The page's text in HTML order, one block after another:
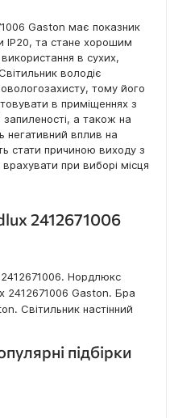
Gaston має показник
IP20, та стане хорошим
в сухих,
володіє
тому його
в приміщеннях з
запиленості, а також на
негативний вплив на
стати причиною виходу з
при виборі місця
2412671006
Нордлюкс
2412671006 Gaston. Бра
Світильник настінний
підбірки